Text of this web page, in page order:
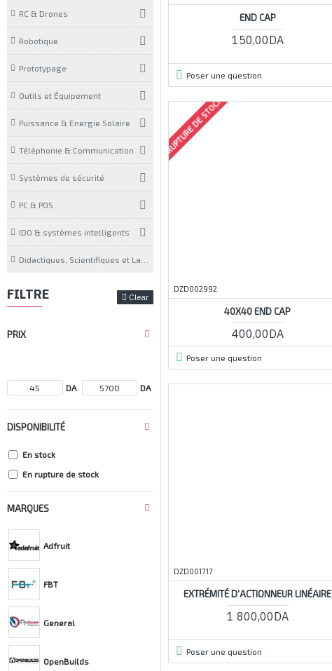
RC & Drones
Robotique
Prototypage
Outils et Équipement
Puissance & Energie Solaire
Téléphonie & Communication
Systèmes de sécurité
PC & POS
IDO & systèmes intelligents
FILTRE Clear
PRIX
DA DA
MARQUES
Adfruit
FBT
General
OpenBuilds
DISPONIBILITÉ
En stock
En rupture de stock
END CAP
150,00DA
Poser une question
RUPTURE DE STOCK
DZD002992
40X40 END CAP
400,00DA
Poser une question
DZD001717
EXTRÉMITÉ D'ACTIONNEUR LINÉAIRE
1 800,00DA
Poser une question